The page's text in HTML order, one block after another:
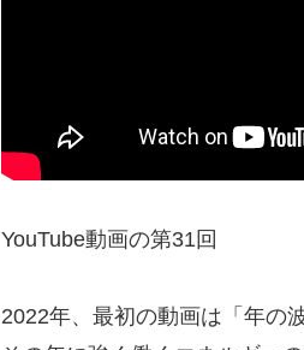
YouTube動画の第31回
2022年、最初の動画は「年の